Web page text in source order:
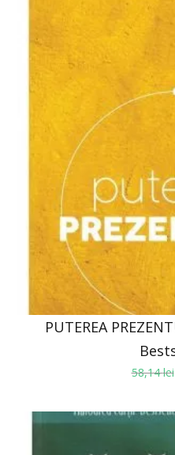
PUTEREA
58,14lei